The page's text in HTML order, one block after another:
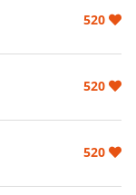
520
520
520